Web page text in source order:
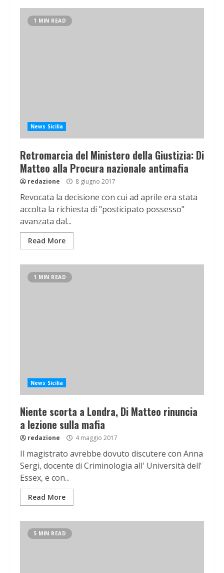
1 MIN READ
News Sicilia
Retromarcia del Ministero della Giustizia: Di
Matteo alla Procura nazionale antimafia
redazione 8 giugno 2017
Revocata la decisione con cui ad aprile era stata
accolta la richiesta di "posticipato possesso"
avanzata dal...
Read More
1 MIN READ
News Sicilia
Niente scorta a Londra, Di Matteo rinuncia
a lezione sulla mafia
redazione 4 maggio 2017
Il magistrato avrebbe dovuto discutere con Anna
Sergi, docente di Criminologia all' Università dell'
Essex, e con...
Read More
5 MIN READ